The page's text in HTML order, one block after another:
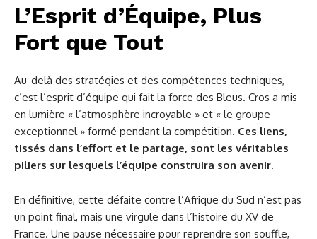
L’Esprit d’Équipe, Plus
Fort que Tout
Au-delà des stratégies et des compétences techniques,
c’est l’esprit d’équipe qui fait la force des Bleus. Cros a mis
en lumière « l’atmosphère incroyable » et « le groupe
exceptionnel » formé pendant la compétition. Ces liens,
tissés dans l’effort et le partage, sont les véritables
piliers sur lesquels l’équipe construira son avenir.
En définitive, cette défaite contre l’Afrique du Sud n’est pas
un point final, mais une virgule dans l’histoire du XV de
France. Une pause nécessaire pour reprendre son souffle,